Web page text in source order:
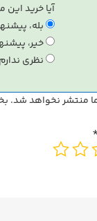
آیا خرید
بله،
خیر،
نظری ندارم
منتشر نخواهد شد.